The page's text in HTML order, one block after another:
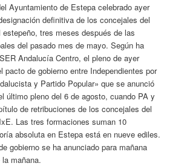
Ayuntamiento de Estepa celebrado ayer
definitiva de los concejales del
estepeño, tres meses después de las
del pasado mes de mayo. Según ha
Andalucía Centro, el pleno de ayer
pacto de gobierno entre Independientes por
y Partido Popular» que se anunció
último pleno del 6 de agosto, cuando PA y
de retribuciones de los concejales del
Las tres formaciones suman 10
absoluta en Estepa está en nueve ediles.
gobierno se ha anunciado para mañana
mañana.